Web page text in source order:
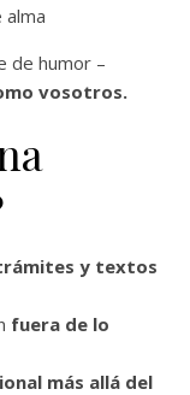
de humor –
vosotros.
y textos
fuera de lo
más allá del